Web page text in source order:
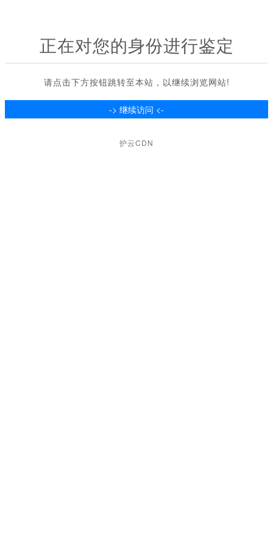
正在对您的身份进行鉴定
请点击下方按钮跳转至本站，以继续浏览网站!
护云CDN